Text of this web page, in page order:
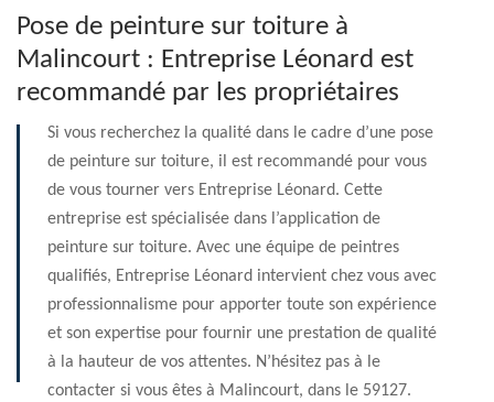
Pose de peinture sur toiture à
Malincourt : Entreprise Léonard est
recommandé par les propriétaires
Si vous recherchez la qualité dans le cadre d’une pose
de peinture sur toiture, il est recommandé pour vous
de vous tourner vers Entreprise Léonard. Cette
entreprise est spécialisée dans l’application de
peinture sur toiture. Avec une équipe de peintres
qualifiés, Entreprise Léonard intervient chez vous avec
professionnalisme pour apporter toute son expérience
et son expertise pour fournir une prestation de qualité
à la hauteur de vos attentes. N’hésitez pas à le
contacter si vous êtes à Malincourt, dans le 59127.